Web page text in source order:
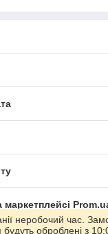
неробочий час.
будуть оброблені з